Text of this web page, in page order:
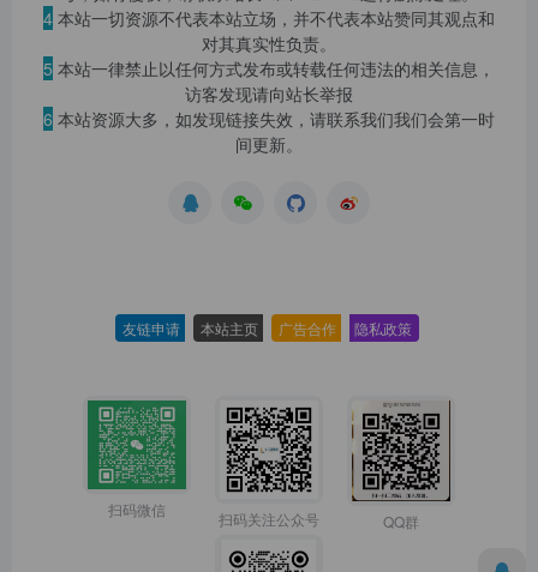
4 本站一切资源不代表本站立场，并不代表本站赞同其观点和
对其真实性负责。
5 本站一律禁止以任何方式发布或转载任何违法的相关信息，
访客发现请向站长举报
6 本站资源大多，如发现链接失效，请联系我们我们会第一时
间更新。
友链申请 本站主页 广告合作 隐私政策
扫码微信 扫码关注公众号 QQ群